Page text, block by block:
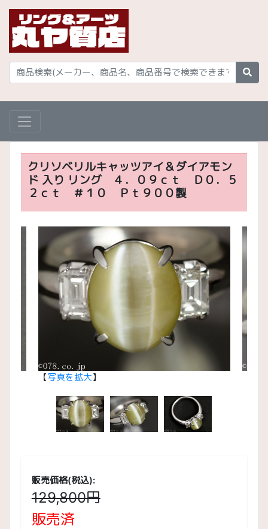
クリソベリルキャッツアイ＆ダイアモン
ド 入り リング ４．０９ｃｔ Ｄ０．５
２ｃｔ ＃１０ Ｐｔ９００製
【写真を拡大】
販売価格(税込):
129,800円
販売済